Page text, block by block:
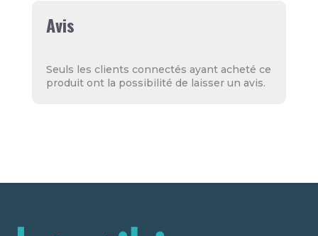
Avis
Seuls les clients connectés ayant acheté ce
produit ont la possibilité de laisser un avis.